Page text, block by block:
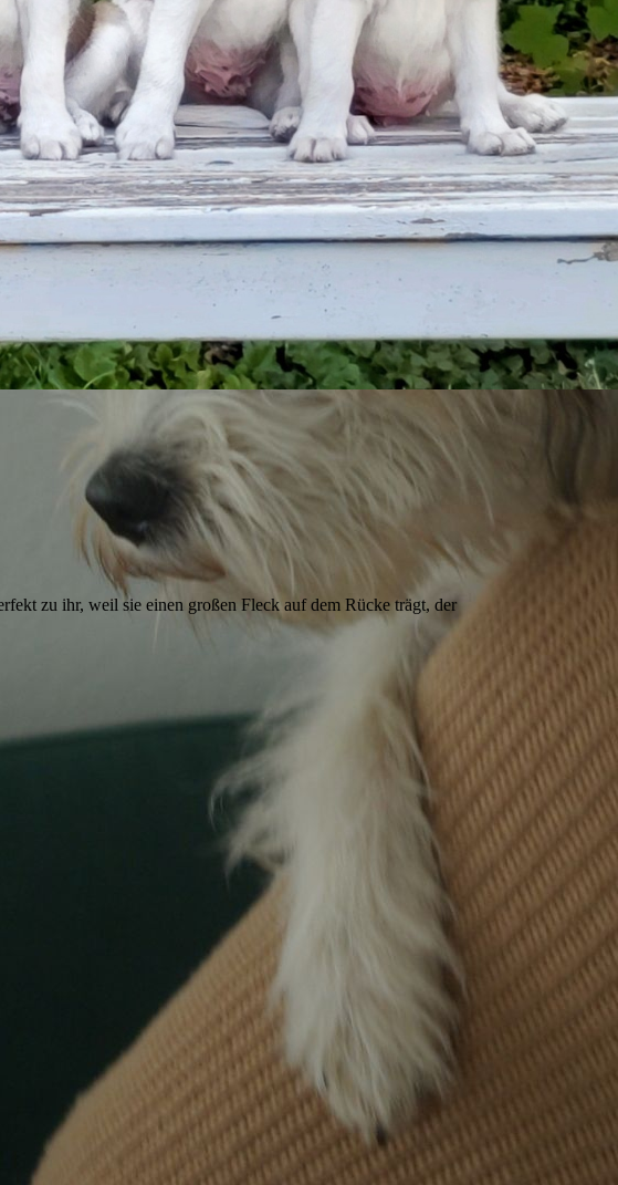
zu ihr, weil sie einen großen Fleck auf dem Rücke trägt, der